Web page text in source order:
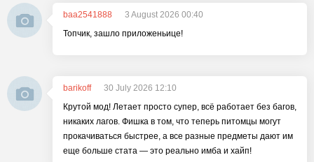
baa2541888
3 August 2026 00:40
Топчик, зашло приложеньице!
barikoff
30 July 2026 12:10
Крутой мод! Летает просто супер, всё работает без багов,
никаких лагов. Фишка в том, что теперь питомцы могут
прокачиваться быстрее, а все разные предметы дают им
еще больше стата — это реально имба и хайп!